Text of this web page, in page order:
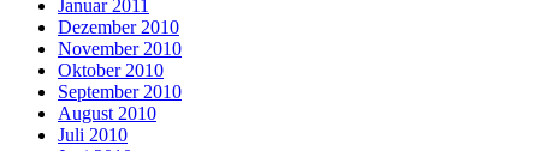
Januar 2011
Dezember 2010
November 2010
Oktober 2010
September 2010
August 2010
Juli 2010